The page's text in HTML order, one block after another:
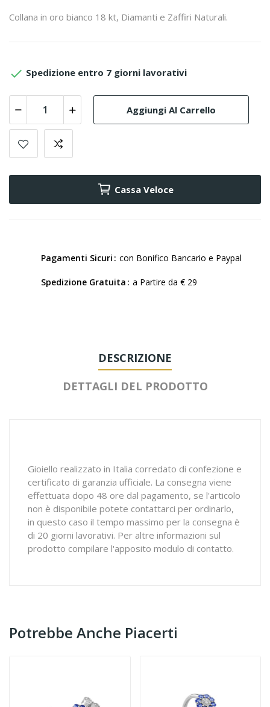
Collana in oro bianco 18 kt, Diamanti e Zaffiri Naturali.
 Spedizione entro 7 giorni lavorativi
Aggiungi Al Carrello
Cassa Veloce
Pagamenti Sicuri con Bonifico Bancario e Paypal
Spedizione Gratuita a Partire da € 29
DESCRIZIONE
DETTAGLI DEL PRODOTTO
Gioiello realizzato in Italia corredato di confezione e
certificato di garanzia ufficiale. La consegna viene
effettuata dopo 48 ore dal pagamento, se l'articolo
non è disponibile potete contattarci per ordinarlo,
in questo caso il tempo massimo per la consegna è
di 20 giorni lavorativi. Per altre informazioni sul
prodotto compilare l'apposito modulo di contatto.
Potrebbe Anche Piacerti